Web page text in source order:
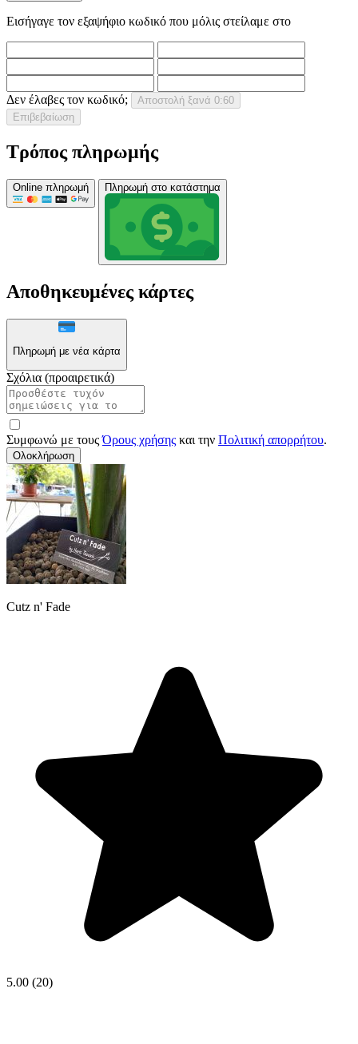
Εισήγαγε τον εξαψήφιο κωδικό που μόλις στείλαμε στο
Δεν έλαβες τον κωδικό; Αποστολή ξανά 0:60
Επιβεβαίωση
Τρόπος πληρωμής
Online πληρωμή Πληρωμή στο κατάστημα
Αποθηκευμένες κάρτες
Πληρωμή με νέα κάρτα
Σχόλια (προαιρετικά)
Συμφωνώ με τουςΌρους χρήσης και την Πολιτική απορρήτου.
Ολοκλήρωση
Cutz n' Fade
5.00 (20)